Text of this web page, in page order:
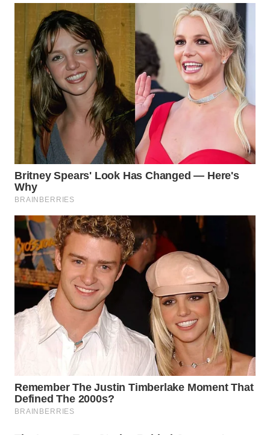
WN
LABUHANBATU
WN
TAPANULI
TENGAH
WN DELI
SERDANG
WN
TEBING
TINGGI
WN
PAKPAK
WN
KARAWANG
WN
BEKASI
BOGOR
WN